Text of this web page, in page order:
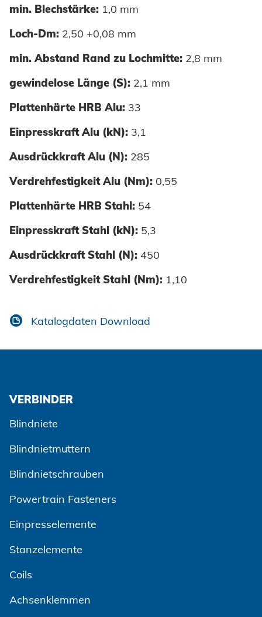
min. Blechstärke: 1,0 mm
Loch-Dm: 2,50 +0,08 mm
min. Abstand Rand zu Lochmitte: 2,8 mm
gewindelose Länge (S): 2,1 mm
Plattenhärte HRB Alu: 33
Einpresskraft Alu (kN): 3,1
Ausdrückkraft Alu (N): 285
Verdrehfestigkeit Alu (Nm): 0,55
Plattenhärte HRB Stahl: 54
Einpresskraft Stahl (kN): 5,3
Ausdrückkraft Stahl (N): 450
Verdrehfestigkeit Stahl (Nm): 1,10
Katalogdaten Download
VERBINDER
Blindniete
Blindnietmuttern
Blindnietschrauben
Powertrain Fasteners
Einpresselemente
Stanzelemente
Coils
Achsenklemmen